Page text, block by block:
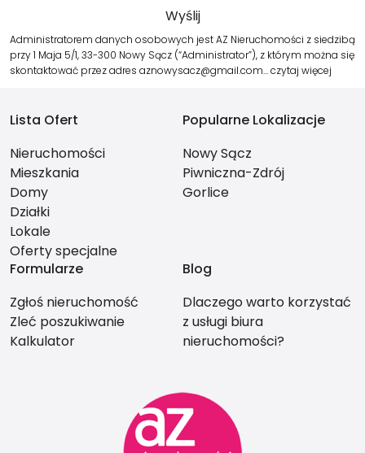
Administratorem danych osobowych jest AZ Nieruchomości z siedzibą
przy 1 Maja 5/1, 33-300 Nowy Sącz (“Administrator”), z którym można się
skontaktować przez adres aznowysacz@gmail.com…czytaj więcej
Lista Ofert
Nieruchomości
Mieszkania
Domy
Działki
Lokale
Oferty specjalne
Popularne Lokalizacje
Nowy Sącz
Piwniczna-Zdrój
Gorlice
Formularze
Zgłoś nieruchomość
Zleć poszukiwanie
Kalkulator
Blog
Dlaczego warto korzystać
z usługi biura
nieruchomości?